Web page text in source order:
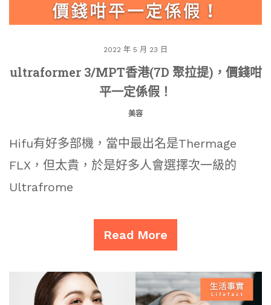
2022 年 5 月 23 日
ultraformer 3/MPT香港(7D 聚拉提)，價錢咁
平一定係假！
美容
Hifu有好多部機，當中最出名是Thermage
FLX，但太貴，於是好多人會選擇次一級的
Ultrafrome
Read More